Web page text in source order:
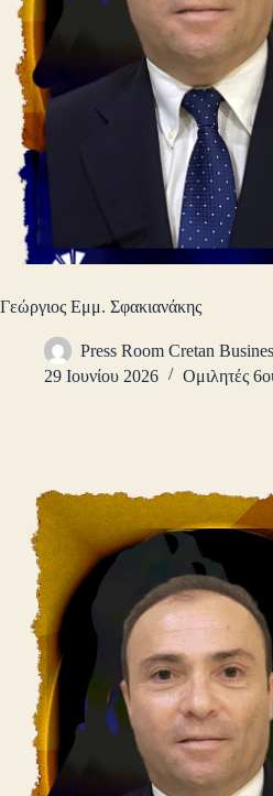
Γεώργιος Εμμ. Σφακιανάκης
Press Room Cretan
29 Ιουνίου 2026
Ομιλητές